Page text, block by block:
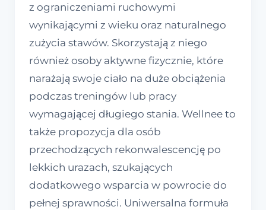
z ograniczeniami ruchowymi
wynikającymi z wieku oraz naturalnego
zużycia stawów. Skorzystają z niego
również osoby aktywne fizycznie, które
narażają swoje ciało na duże obciążenia
podczas treningów lub pracy
wymagającej długiego stania. Wellnee to
także propozycja dla osób
przechodzących rekonwalescencję po
lekkich urazach, szukających
dodatkowego wsparcia w powrocie do
pełnej sprawności. Uniwersalna formuła